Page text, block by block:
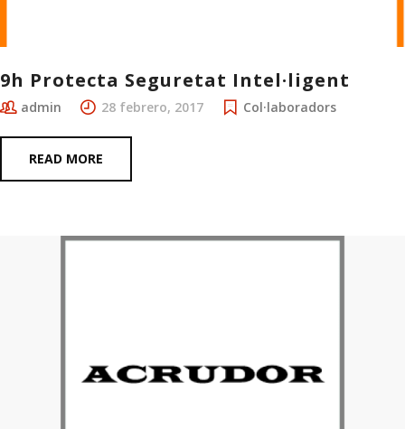
9h Protecta Seguretat Intel·ligent
admin 28 febrero, 2017 Col·laboradors
READ MORE